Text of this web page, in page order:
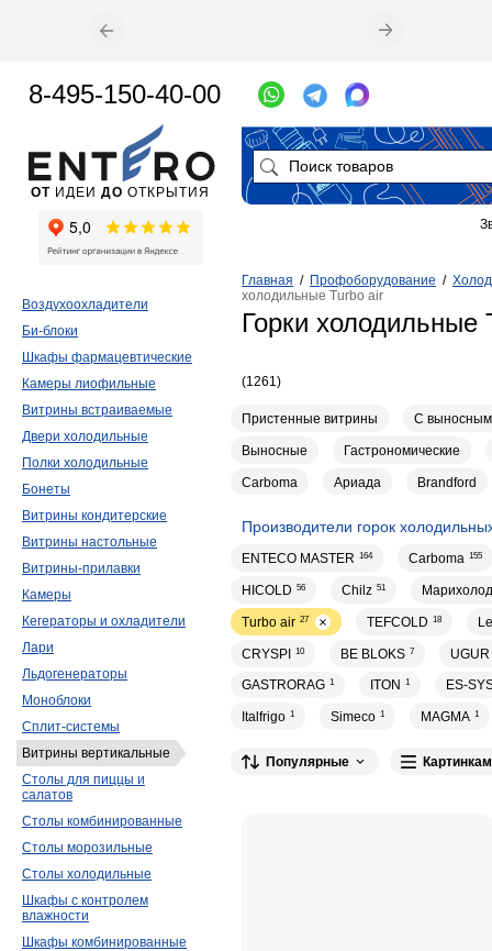
Главная / Профоборудование /
холодильные Turbo air
Горки холодильные
(1261)
Пристенные витрины С выносным
Выносные Гастрономические
Carboma Ариада Brandford
Производители горок
ENTECO MASTER 164 Carboma 155
HICOLD 56 Chilz 51
Turbo air 27 TEFCOLD 18
CRYSPI 10 BE BLOKS 7 UGUR
GASTRORAG 1 ITON 1 ES-
Italfrigo 1 Simeco 1 MAGMA 1
Популярные
Воздухоохладители
Би-блоки
Шкафы фармацевтические
Камеры лиофильные
Витрины встраиваемые
Двери холодильные
Полки холодильные
Бонеты
Витрины кондитерские
Витрины настольные
Витрины-прилавки
Камеры
Кегераторы и охладители
Лари
Льдогенераторы
Моноблоки
Сплит-системы
Витрины вертикальные
Столы для пиццы и
салатов
Столы комбинированные
Столы морозильные
Столы холодильные
Шкафы с контролем
влажности
Шкафы комбинированные
ОТ ИДЕИ ДО ОТКРЫТИЯ
8-495-150-40-00